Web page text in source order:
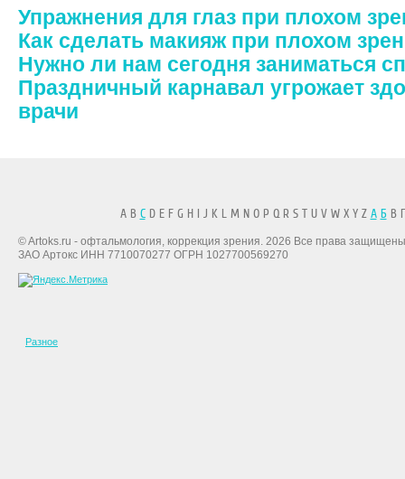
Упражнения для глаз при плохом
Как сделать макияж при плохом
Нужно ли нам сегодня заниматься
Праздничный карнавал угрожает
врачи
A B CD E F G H I J K L M N O P Q R S T U V W X Y Z А БВ
© Artoks.ru - офтальмология, коррекция зрения. 2026 Все права
ЗАО Артокс ИНН 7710070277 ОГРН 1027700569270
Разное